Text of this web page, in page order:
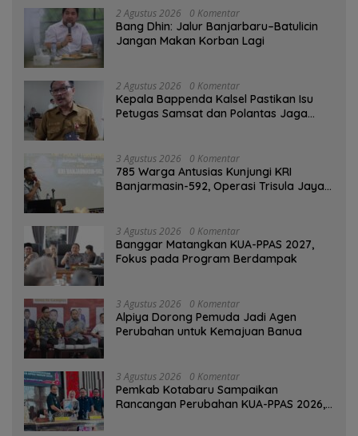
2 Agustus 2026 0 Komentar
Bang Dhin: Jalur Banjarbaru–Batulicin
Jangan Makan Korban Lagi
2 Agustus 2026 0 Komentar
Kepala Bappenda Kalsel Pastikan Isu
Petugas Samsat dan Polantas Jaga
3 Agustus 2026 0 Komentar
785 Warga Antusias Kunjungi KRI
Banjarmasin-592, Operasi Trisula Jaya
3 Agustus 2026 0 Komentar
‎Banggar Matangkan KUA-PPAS 2027,
Fokus pada Program Berdampak
3 Agustus 2026 0 Komentar
‎Alpiya Dorong Pemuda Jadi Agen
Perubahan untuk Kemajuan Banua ‎
3 Agustus 2026 0 Komentar
Pemkab Kotabaru Sampaikan
Rancangan Perubahan KUA-PPAS 2026,